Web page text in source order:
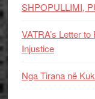
SHPOPULLIMI,
VATRA’s Letter
Injustice
Nga Tirana në